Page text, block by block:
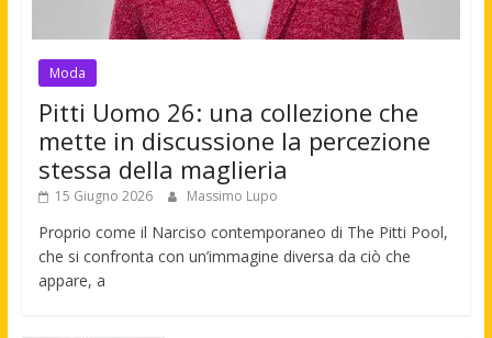
Moda
Pitti Uomo 26: una collezione che
mette in discussione la percezione
stessa della maglieria
15 Giugno 2026 Massimo Lupo
Proprio come il Narciso contemporaneo di The Pitti Pool,
che si confronta con un’immagine diversa da ciò che
appare, a